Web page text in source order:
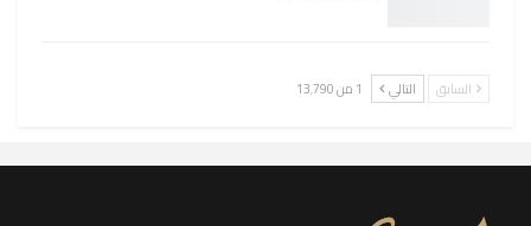
السابق التالي 1 من 13٬790